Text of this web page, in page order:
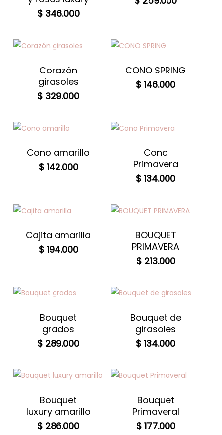
$346.000
Corazón
girasoles
$ 329.000
CONO SPRING
$ 146.000
Cono amarillo
$142.000
Cono
Primavera
$ 134.000
Cajita amarilla
$194.000
BOUQUET
PRIMAVERA
$213.000
Bouquet
grados
$ 289.000
Bouquet de
girasoles
$ 134.000
Bouquet
luxury amarillo
$ 286.000
Bouquet
Primaveral
$177.000